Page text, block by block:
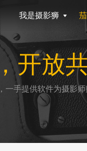
我是摄影狮
开放
一手提供软件为摄影师